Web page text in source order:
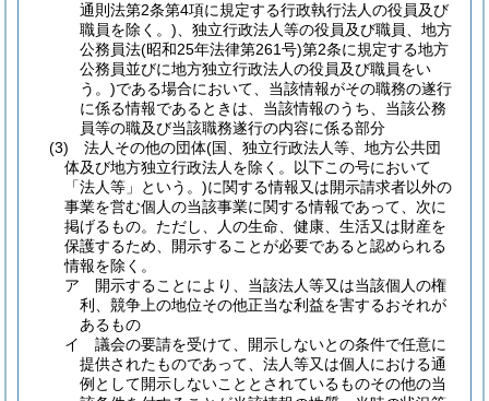
通則法第2条第4項に規定する行政執行法人の役員及び
職員を除く。) 、独立行政法人等の役員及び職員、地方
公務員法(昭和25年法律第261号)第2条に規定する地方
公務員並びに地方独立行政法人の役員及び職員をい
う。)である場合において、当該情報がその職務の遂行
に係る情報であるときは、当該情報のうち、当該公務
員等の職及び当該職務遂行の内容に係る部分
(3)
法人その他の団体(国、独立行政法人等、地方公共団
体及び地方独立行政法人を除く。以下この号において
「法人等」という。)に関する情報又は開示請求者以外の
事業を営む個人の当該事業に関する情報であって、次に
掲げるもの。 ただし、人の生命、健康、生活又は財産を
保護するため、開示することが必要であると認められる
情報を除く。
ア
開示することにより、当該法人等又は当該個人の権
利、競争上の地位その他正当な利益を害するおそれが
あるもの
イ
議会の要請を受けて、開示しないとの条件で任意に
提供されたものであって、法人等又は個人における通
例として開示しないこととされているものその他の当